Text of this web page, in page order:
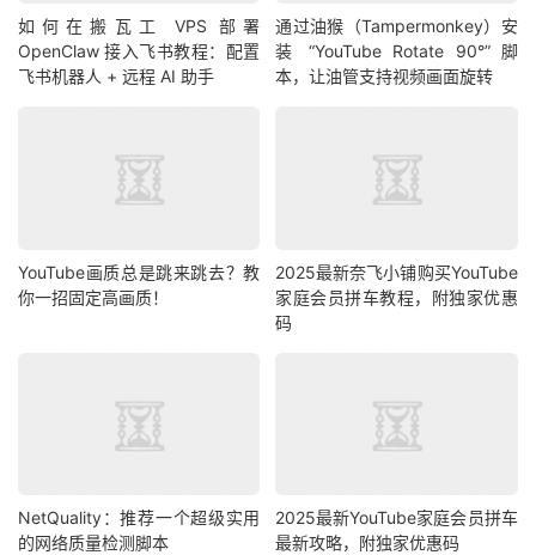
如何在搬瓦工 VPS 部署
OpenClaw 接入飞书教程：配置
飞书机器人 + 远程 AI 助手
通过油猴（Tampermonkey）安
装 “YouTube Rotate 90°” 脚
本，让油管支持视频画面旋转
YouTube画质总是跳来跳去？教
你一招固定高画质！
2025最新奈飞小铺购买YouTube
家庭会员拼车教程，附独家优惠
码
NetQuality：推荐一个超级实用
的网络质量检测脚本
2025最新YouTube家庭会员拼车
最新攻略，附独家优惠码